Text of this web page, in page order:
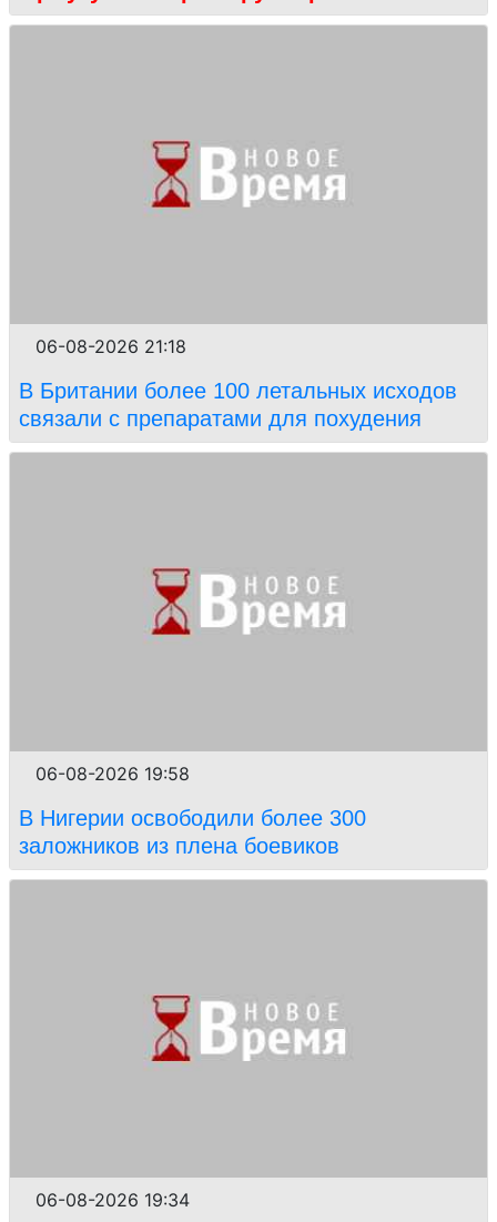
06-08-2026 21:18
В Британии более 100 летальных исходов
связали с препаратами для похудения
06-08-2026 19:58
В Нигерии освободили более 300
заложников из плена боевиков
06-08-2026 19:34